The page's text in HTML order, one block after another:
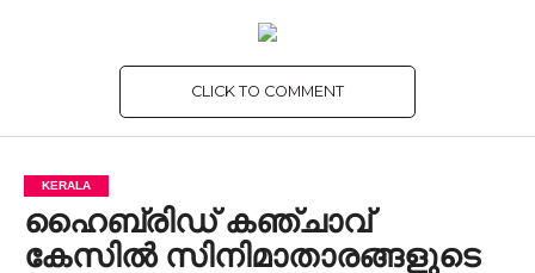
CLICK TO COMMENT
KERALA
ഹൈബ്രിഡ് കഞ്ചാവ്
കേസിൽ സിനിമാതാരങ്ങളുടെ